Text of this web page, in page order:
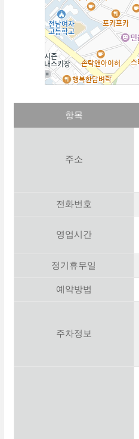
항목
주소
전화번호
영업시간
정기휴무일
예약방법
주차정보